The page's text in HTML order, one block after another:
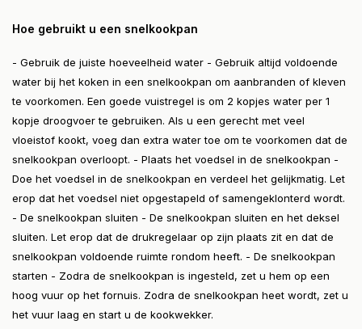
Hoe gebruikt u een snelkookpan
- Gebruik de juiste hoeveelheid water - Gebruik altijd voldoende
water bij het koken in een snelkookpan om aanbranden of kleven
te voorkomen. Een goede vuistregel is om 2 kopjes water per 1
kopje droogvoer te gebruiken. Als u een gerecht met veel
vloeistof kookt, voeg dan extra water toe om te voorkomen dat de
snelkookpan overloopt. - Plaats het voedsel in de snelkookpan -
Doe het voedsel in de snelkookpan en verdeel het gelijkmatig. Let
erop dat het voedsel niet opgestapeld of samengeklonterd wordt.
- De snelkookpan sluiten - De snelkookpan sluiten en het deksel
sluiten. Let erop dat de drukregelaar op zijn plaats zit en dat de
snelkookpan voldoende ruimte rondom heeft. - De snelkookpan
starten - Zodra de snelkookpan is ingesteld, zet u hem op een
hoog vuur op het fornuis. Zodra de snelkookpan heet wordt, zet u
het vuur laag en start u de kookwekker.